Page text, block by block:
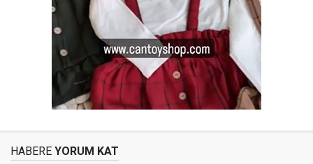
HABERE YORUM KAT